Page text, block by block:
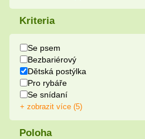
Kriteria
Se psem
Bezbariérový
Dětská postýlka
Pro rybáře
Se snídaní
+ zobrazit více (5)
Poloha